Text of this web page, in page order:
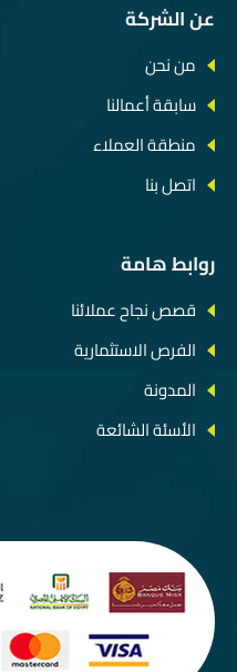
عن الشركة
من نحن
سابقة أعمالنا
منطقة العملاء
اتصل بنا
روابط هامة
قصص نجاح عملائنا
الفرص الاستثمارية
المدونة
الأسئة الشائعة